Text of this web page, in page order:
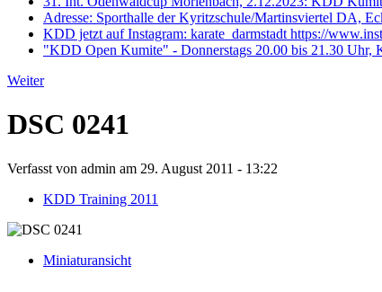
Adresse: Sporthalle der Kyritzschule/Martinsviertel DA,
KDD jetzt auf Instagram: karate_darmstadt https://
"KDD Open Kumite" - Donnerstags 20.00 bis 21.30 Uhr,
Weiter
DSC 0241
Verfasst von admin am 29. August 2011 - 13:22
KDD Training 2011
Miniaturansicht